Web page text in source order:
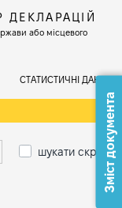
або місцевого
СТАТИСТИЧНІ ДАНІ
шукати скрізьЗміст документа